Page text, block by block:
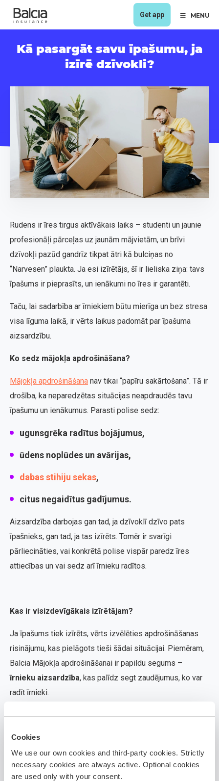
Cookies
We use our own cookies and third-party cookies. Strictly
necessary cookies are always active. Optional cookies
are used only with your consent.
Get app MENU
Kā pasargāt savu īpašumu, ja
izīrē dzīvokli?
Rudens ir īres tirgus aktīvākais laiks – studenti un jaunie
profesionāļi pārceļas uz jaunām mājvietām, un brīvi
dzīvokļi pazūd gandrīz tikpat ātri kā bulciņas no
“Narvesen” plaukta. Ja esi izīrētājs, šī ir lieliska ziņa: tavs
īpašums ir pieprasīts, un ienākumi no īres ir garantēti.
Taču, lai sadarbība ar īrniekiem būtu mierīga un bez stresa
visa līguma laikā, ir vērts laikus padomāt par īpašuma
aizsardzību.
Ko sedz mājokļa apdrošināšana?
Mājokļa apdrošināšana nav tikai “papīru sakārtošana”. Tā ir
drošība, ka neparedzētas situācijas neapdraudēs tavu
īpašumu un ienākumus. Parasti polise sedz:
ugunsgrēka radītus bojājumus,
ūdens noplūdes un avārijas,
dabas stihiju sekas,
citus negaidītus gadījumus.
Aizsardzība darbojas gan tad, ja dzīvoklī dzīvo pats
īpašnieks, gan tad, ja tas izīrēts. Tomēr ir svarīgi
pārliecināties, vai konkrētā polise vispār paredz īres
attiecības un vai sedz arī īrnieku radītos.
Kas ir visizdevīgākais izīrētājam?
Ja īpašums tiek izīrēts, vērts izvēlēties apdrošināšanas
risinājumu, kas pielāgots tieši šādai situācijai. Piemēram,
Balcia Mājokļa apdrošināšanai ir papildu segums –
īrnieku aizsardzība, kas palīdz segt zaudējumus, ko var
radīt īrnieki.
Ko tas nozīmē praksē?
Ja dzīvoklis kļūst neapdzīvojams, piemēram,
plīsusi caurule, apdrošināšana atlīdzina
neiegūto īres maksu.